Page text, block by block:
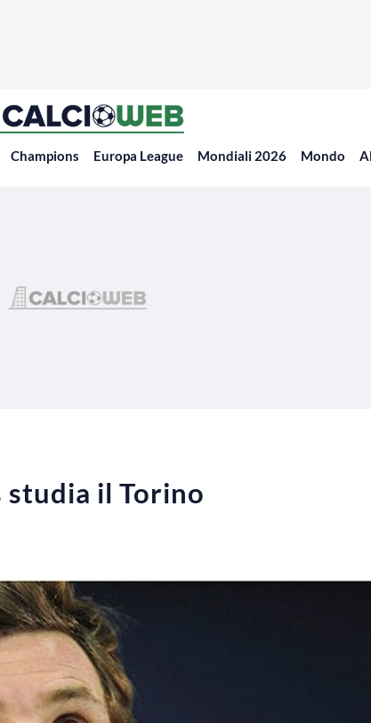
Champions Europa League Mondiali 2026 Mondo
studia il Torino